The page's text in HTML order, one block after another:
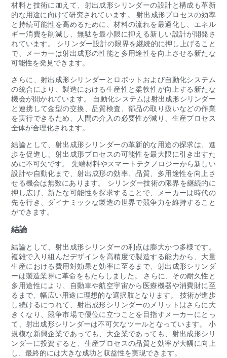
材料と技術に加えて、射出成形シリンダーの設計と構成も革新
的な用途に向けて研究されています。 射出成形プロセスの効率
と持続可能性を高めるために、材料の流れを最適化し、エネル
ギー消費を削減し、無駄を最小限に抑える新しい設計が開発さ
れています。 シリンダー設計の限界を継続的に押し上げること
で、メーカーは射出成形の性能と多用途性を向上させる新たな
可能性を発見できます。
さらに、射出成形シリンダーとロボットおよび自動化システム
の統合により、製造における生産性と柔軟性が向上する新たな
機会が開かれています。 自動化システムは射出成形シリンダー
と連携して金型の交換、品質検査、部品の取り扱いなどの作業
を実行できるため、人間の介入の必要性が減り、生産プロセス
全体が合理化されます。
結論として、射出成形シリンダーの革新的な用途の探求は、進
歩を促進し、射出成形プロセスの可能性を最大限に引き出すた
めに不可欠です。 先端材料やスマートテクノロジーから新しい
設計や自動化まで、射出成形の効率、品質、多用途性を向上さ
せる機会は無数にあります。 シリンダー技術の限界を継続的に
押し広げ、新たな可能性を探求することで、メーカーは時代の
先を行き、ダイナミックな製造の世界で競争力を維持すること
ができます。
結論
結論として、射出成形シリンダーの利点は膨大かつ多様です。
複雑で入り組んだデザインを高精度で製造する能力から、大量
生産における費用対効果と効率に至るまで、射出成形シリンダ
ーは製造業界に革命をもたらしました。 さらに、その耐久性と
多用途性により、自動車や航空宇宙から医療機器や消費財に至
るまで、幅広い用途に理想的な選択肢となります。 技術が進歩
し続けるにつれて、射出成形シリンダーのメリットはさらに大
きくなり、競争市場で優位に立つことを目指すメーカーにとっ
て、射出成形シリンダーは不可欠なツールとなっています。 小
規模な新興企業であっても、大企業であっても、射出成形シリ
ンダーに投資すると、生産プロセスの品質と効率が大幅に向上
し、最終的には大きな成功と収益性を実現できます。